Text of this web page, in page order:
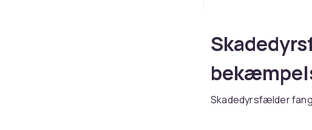
Skadedyrsfælder